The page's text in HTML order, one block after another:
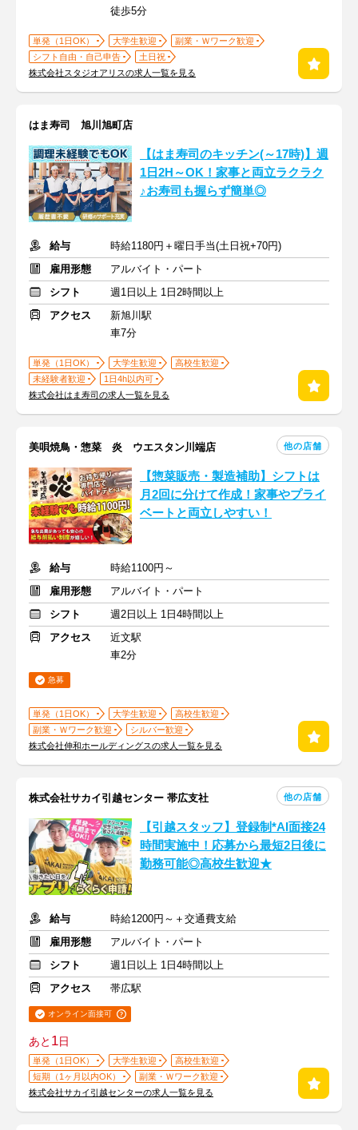
徒歩5分
単発（1日OK） 大学生歓迎
副業・Ｗワーク歓迎
シフト自由・自己申告
土日祝
株式会社スタジオアリスの求人一覧を見る
はま寿司 旭川旭町店
【はま寿司のキッチン(～17時)】週
1日2H～OK！家事と両立ラクラク
♪お寿司も握らず簡単◎
給与
時給1180円＋曜日手当(土日祝+70円)
雇用形態
アルバイト・パート
シフト
週1日以上 1日2時間以上
アクセス
新旭川駅
車7分
単発（1日OK） 大学生歓迎
高校生歓迎
未経験者歓迎
1日4h以内可
株式会社はま寿司の求人一覧を見る
美唄焼鳥・惣菜 炎 ウエスタン川端店 他の店舗
【惣菜販売・製造補助】シフトは
月2回に分けて作成！家事やプライ
ベートと両立しやすい！
給与
時給1100円～
雇用形態
アルバイト・パート
シフト
週2日以上 1日4時間以上
アクセス
近文駅
車2分
急募
単発（1日OK） 大学生歓迎
高校生歓迎
副業・Ｗワーク歓迎
シルバー歓迎
株式会社伸和ホールディングスの求人一覧を見る
株式会社サカイ引越センター 帯広支社 他の店舗
【引越スタッフ】登録制*AI面接24
時間実施中！応募から最短2日後に
勤務可能◎高校生歓迎★
給与
時給1200円～＋交通費支給
雇用形態
アルバイト・パート
シフト
週1日以上 1日4時間以上
アクセス
帯広駅
オンライン面接可
あと 1日
単発（1日OK） 大学生歓迎
高校生歓迎
短期（1ヶ月以内OK）
副業・Ｗワーク歓迎
株式会社サカイ引越センターの求人一覧を見る